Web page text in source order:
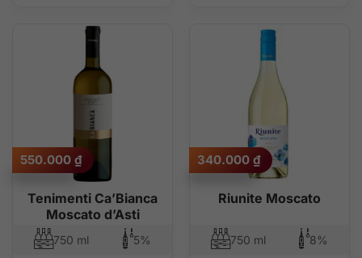
Tenimenti Ca’Bianca
Moscato d’Asti
550.000 ₫
750 ml 5%
Riunite Moscato
340.000 ₫
750 ml 8%